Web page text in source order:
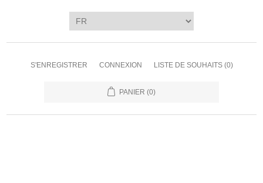
S'ENREGISTRER CONNEXION LISTE DE SOUHAITS (0)
PANIER (0)